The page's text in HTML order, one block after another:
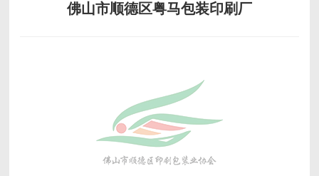
佛山市顺德区粤马包装印刷厂